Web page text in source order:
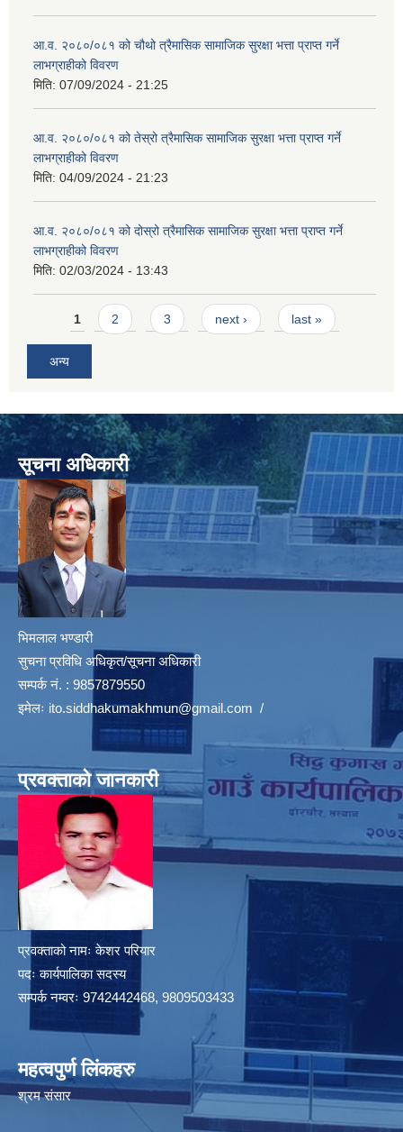
आ.व. २०८०/०८१ को चौथो त्रैमासिक सामाजिक सुरक्षा भत्ता प्राप्त गर्ने
लाभग्राहीको विवरण
मिति: 07/09/2024 - 21:25
आ.व. २०८०/०८१ को तेस्रो त्रैमासिक सामाजिक सुरक्षा भत्ता प्राप्त गर्ने
लाभग्राहीको विवरण
मिति: 04/09/2024 - 21:23
आ.व. २०८०/०८१ को दोस्रो त्रैमासिक सामाजिक सुरक्षा भत्ता प्राप्त गर्ने
लाभग्राहीको विवरण
मिति: 02/03/2024 - 13:43
Pages
1 2 3 next › last »
अन्य
सूचना अधिकारी
भिमलाल भण्डारी
सुचना प्रविधि अधिकृत/सूचना अधिकारी
सम्पर्क नं. : 9857879550
इमेलः ito.siddhakumakhmun@gmail.com /
प्रवक्ताको जानकारी
प्रवक्ताको नामः केशर परियार
पदः कार्यपालिका सदस्य
सम्पर्क नम्वरः 9742442468, 9809503433
महत्वपुर्ण लिंकहरु
श्रम संसार